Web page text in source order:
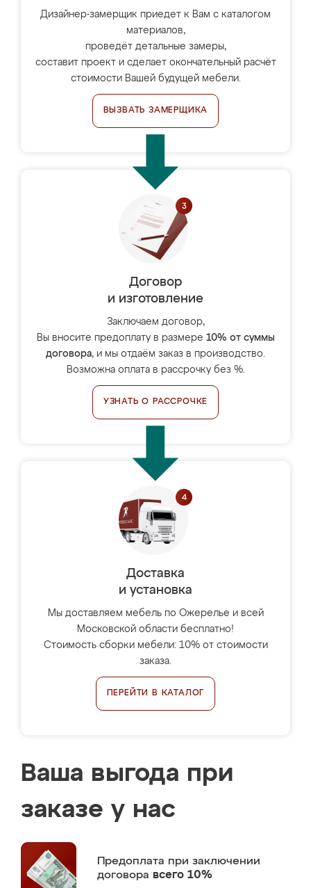
Дизайнер-замерщик приедет к Вам с каталогом
материалов,
проведёт детальные замеры,
составит проект и сделает окончательный расчёт
стоимости Вашей будущей мебели.
ВЫЗВАТЬ ЗАМЕРЩИКА
Договор
и изготовление
Заключаем договор,
Вы вносите предоплату в размере 10% от суммы
договора, и мы отдаём заказ в производство.
Возможна оплата в рассрочку без %.
УЗНАТЬ О РАССРОЧКЕ
Доставка
и установка
Мы доставляем мебель по Ожерелье и всей
Московской области бесплатно!
Стоимость сборки мебели: 10% от стоимости
заказа.
ПЕРЕЙТИ В КАТАЛОГ
Ваша выгода при
заказе у нас
Предоплата при заключении
договора всего 10%